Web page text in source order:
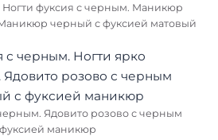
Ногти фуксия с черным. Маникюр
черный с фуксией матовый
Ядовито розово с черным
маникюр